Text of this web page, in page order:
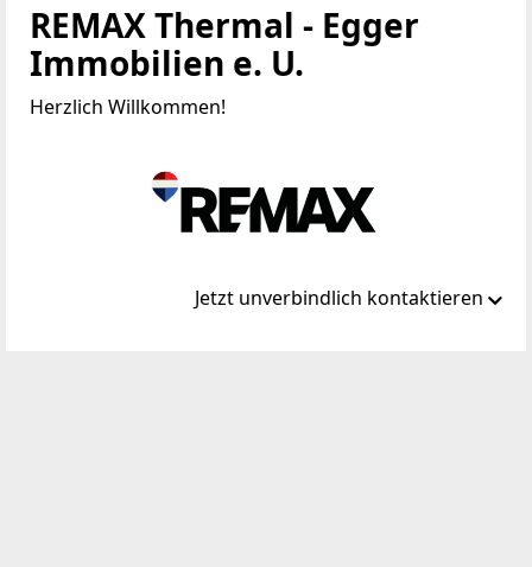
REMAX Thermal - Egger
Immobilien e. U.
Herzlich Willkommen!
Jetzt unverbindlich kontaktieren